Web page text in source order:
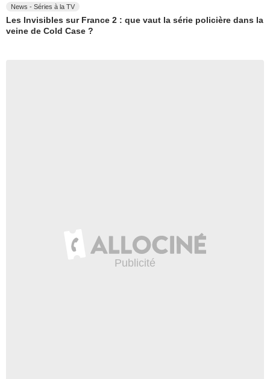
News - Séries à la TV
Les Invisibles sur France 2 : que vaut la série policière dans la
veine de Cold Case ?